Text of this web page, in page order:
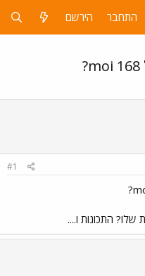
התחבר הירשם
#1
שלו? התכונות ו....